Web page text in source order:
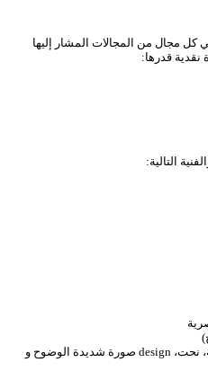
كل مجال من المجالات المشار إليها
نقدية قدرها:
التالية:
الفنون التشكيلية (رسومات زيتية، نحت، design صورة شديدة الوضوح و